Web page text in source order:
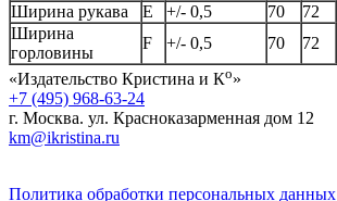
Ширина рукава
E +/- 0,5 70 72
Ширина
горловины
F +/- 0,5 70 72
«Издательство Кристина и Ко»
+7 (495) 968-63-24
г. Москва. ул. Красноказарменная дом 12
km@ikristina.ru
Политика обработки персональных данных